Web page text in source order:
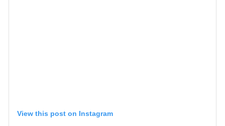
View this post on Instagram